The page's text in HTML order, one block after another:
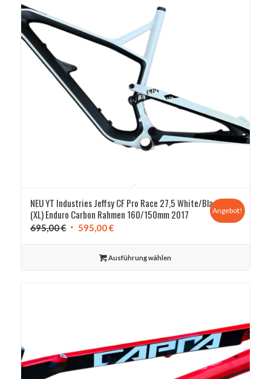
NEU YT Industries Jeffsy CF Pro Race 27,5 White/Black
(XL) Enduro Carbon Rahmen 160/150mm 2017
695,00€ Ursprünglicher
595,00€Aktueller
ist:
Angebot!
Ausführung wählen